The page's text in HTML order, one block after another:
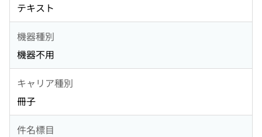
テキスト
機器種別
機器不用
キャリア種別
冊子
件名標目